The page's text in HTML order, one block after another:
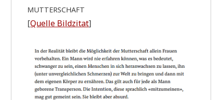
MUTTERSCHAFT
[Quel­le Bild­zi­tat]